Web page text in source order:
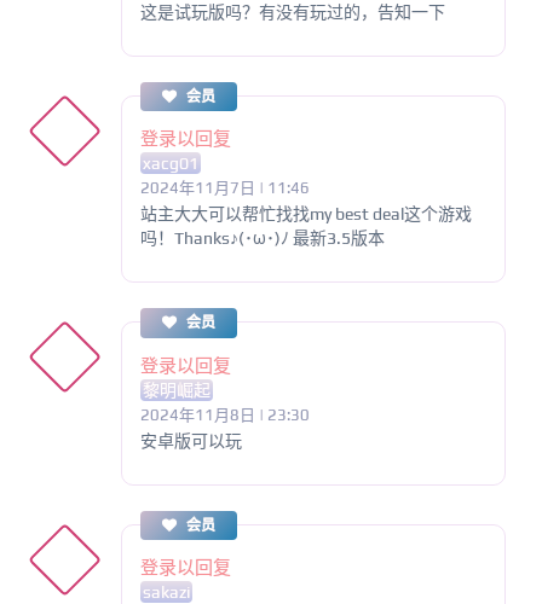
这是试玩版吗？有没有玩过的，告知一下
会员
登录以回复
xacg01
2024年11月7日 | 11:46
站主大大可以帮忙找找my best deal这个游戏
吗！Thanks♪(･ω･)ﾉ 最新3.5版本
会员
登录以回复
黎明崛起
2024年11月8日 | 23:30
安卓版可以玩
会员
登录以回复
sakazi